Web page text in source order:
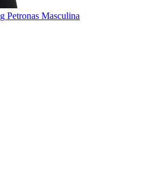
Petronas Masculina